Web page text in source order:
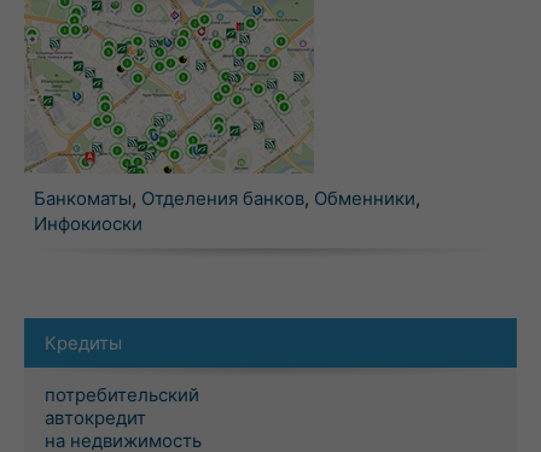
Банкоматы, Отделения банков, Обменники,
Инфокиоски
Кредиты
потребительский
автокредит
на недвижимость